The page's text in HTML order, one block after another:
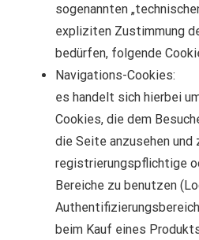
sogenannten
expliziten Zustimmung
bedürfen, folgende
Navigations-Cookies:
es handelt sich hierbei
Cookies, die dem
die Seite anzusehen und
registrierungspflichtige
Bereiche zu benutzen
beim Kauf eines